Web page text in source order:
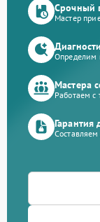
Срочный
Мастер
Определим
Мастера
Работаем с
Гарантия
Составляем